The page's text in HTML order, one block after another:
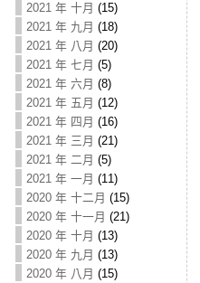
2021 年 十月 (15)
2021 年 九月 (18)
2021 年 八月 (20)
2021 年 七月 (5)
2021 年 六月 (8)
2021 年 五月 (12)
2021 年 四月 (16)
2021 年 三月 (21)
2021 年 二月 (5)
2021 年 一月 (11)
2020 年 十二月 (15)
2020 年 十一月 (21)
2020 年 十月 (13)
2020 年 九月 (13)
2020 年 八月 (15)